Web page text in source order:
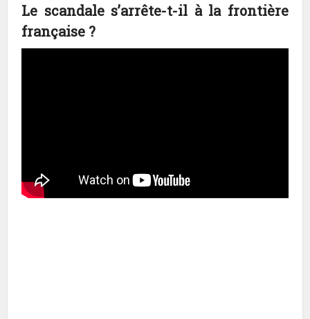
Le scandale s’arrête-t-il à la frontière
française ?